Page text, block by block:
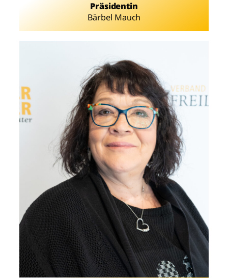
Präsidentin
Bärbel Mauch